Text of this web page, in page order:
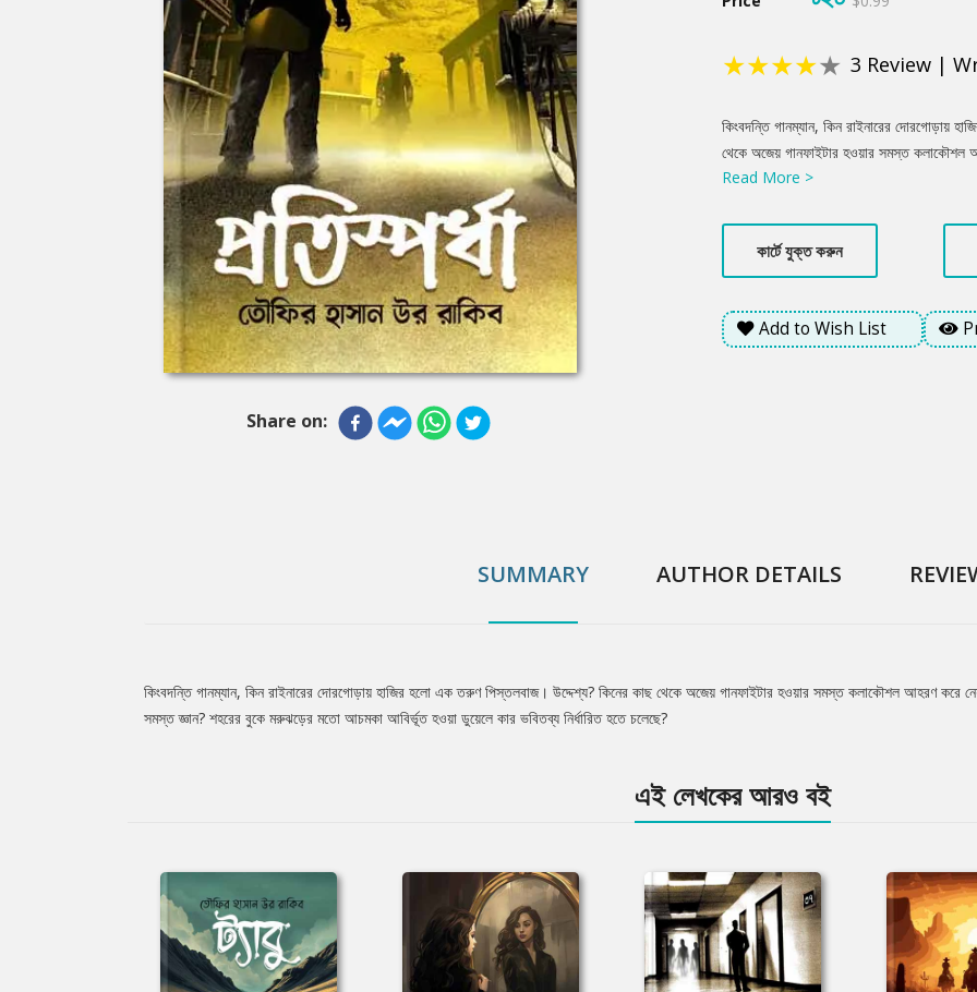
Share on:
★★★★★ 3 Review |
Product
Summery
কিংবদন্তি গানম্যান, কিন রাইনারের দোরগোড়ায়
থেকে অজেয় গানফাইটার হওয়ার সমস্ত কলাকৌশল
নাকি বিলিয়ে দিল নিজের অর্জিত সমস্ত জ্ঞান?
Read More >
কার্টে যুক্ত করুন
Add to Wish List
SUMMARY AUTHOR DETAILS
Tab
কিংবদন্তি গানম্যান, কিন রাইনারের দোরগোড়ায় হাজির হলো এক তরুণ পিস্তলবাজ। উদ্দেশ্য? কিনের কাছ থেকে অজেয় গানফাইটার হওয়ার সমস্ত কলাকৌশল আহরণ করে
সমস্ত জ্ঞান? শহরের বুকে মরুঝড়ের মতো আচমকা আবির্ভূত হওয়া ডুয়েলে কার ভবিতব্য নির্ধারিত হতে চলেছে?
এই লেখকের আরও বই